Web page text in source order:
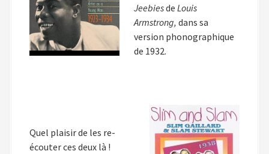
Jeebiesde Louis
Armstrong, dans sa
version phonographique
de 1932.
Quel plaisir de les re-
écouter ces deux là !